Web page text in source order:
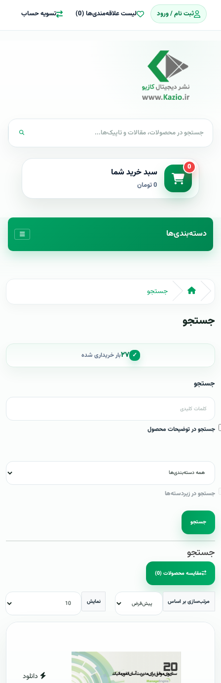
ثبت نام / ورود لیست علاقه‌مندی‌ها (0) تسویه حساب
0 سبد خرید شما
0 تومان
دسته‌بندی‌ها
جستجو
جستجو
✓ ۲۷بار خریداری شده
جستجو
جستجو در توضیحات محصول
جستجو در زیردسته‌ها
جستجو
جستجو
مقایسه محصولات (0)
مرتب‌سازی بر اساس نمایش
دانلود